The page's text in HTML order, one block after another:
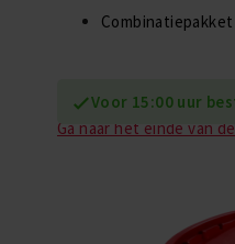
Combinatiepakket
Ga naar het einde van
Voor 15:00 uur